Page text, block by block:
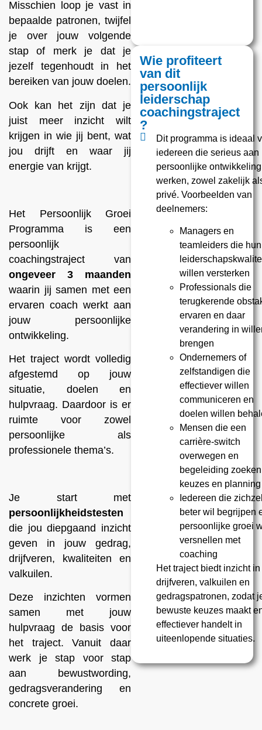
Misschien loop je vast in
bepaalde patronen, twijfel
je over jouw volgende
stap of merk je dat je
jezelf tegenhoudt in het
bereiken van jouw doelen.
Ook kan het zijn dat je
juist meer inzicht wilt
krijgen in wie jij bent, wat
jou drijft en waar jij
energie van krijgt.
Het Persoonlijk Groei
Programma is een
persoonlijk
coachingstraject van
ongeveer 3 maanden
waarin jij samen met een
ervaren coach werkt aan
jouw persoonlijke
ontwikkeling.
Het traject wordt volledig
afgestemd op jouw
situatie, doelen en
hulpvraag. Daardoor is er
ruimte voor zowel
persoonlijke als
professionele thema’s.
Je start met
persoonlijkheidstesten
die jou diepgaand inzicht
geven in jouw gedrag,
drijfveren, kwaliteiten en
valkuilen.
Deze inzichten vormen
samen met jouw
hulpvraag de basis voor
het traject. Vanuit daar
werk je stap voor stap
aan bewustwording,
gedragsverandering en
concrete groei.
Wie profiteert
van dit
persoonlijk
leiderschap
coachingstraject
?
Dit programma is ideaal
iedereen die serieus aan
persoonlijke
werken, zowel zakelijk
privé. Voorbeelden van
deelnemers:
Managers en
teamleiders die hun
willen versterken
Professionals die
terugkerende
ervaren en daar
verandering in
brengen
Ondernemers of
zelfstandigen die
effectiever willen
communiceren en
doelen willen
Mensen die een
carrière-switch
overwegen en
begeleiding
keuzes en planning
Iedereen die
beter wil begrijpen
persoonlijke groei
versnellen met
coaching
Het traject biedt inzicht in
drijfveren, valkuilen en
gedragspatronen, zodat
bewuste keuzes maakt
effectiever handelt in
uiteenlopende situaties.